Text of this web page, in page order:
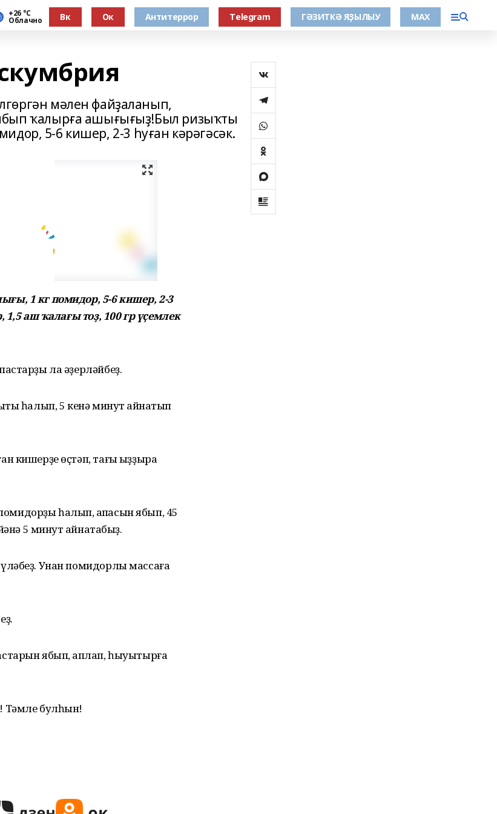
+26 °С
Облачно Вк Ок Антитеррор Тelegram ГӘЗИТКӘ ЯҘЫЛЫУ МАХ
мәлен файҙаланып,
ҡалырға ашығығыҙ!Был ризыҡты
5-6 кишер, 2-3 һуған кәрәгәсәк.
1 кг помидор, 5-6 кишер, 2-3
1,5 аш ҡалағы тоҙ, 100 гр үҫемлек
ла әҙерләйбеҙ.
һалып, 5 кенә минут ҡайнатып
кишерҙе өҫтәп, тағы ҡыҙҙыра
һалып, ҡапҡасын ябып, 45
5 минут ҡайнатабыҙ.
Унан помидорлы массаға
ябып, ҡаплап, һыуытырға
Тәмле булһын!